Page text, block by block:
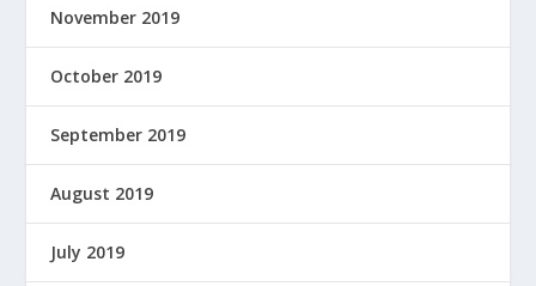
November 2019
October 2019
September 2019
August 2019
July 2019